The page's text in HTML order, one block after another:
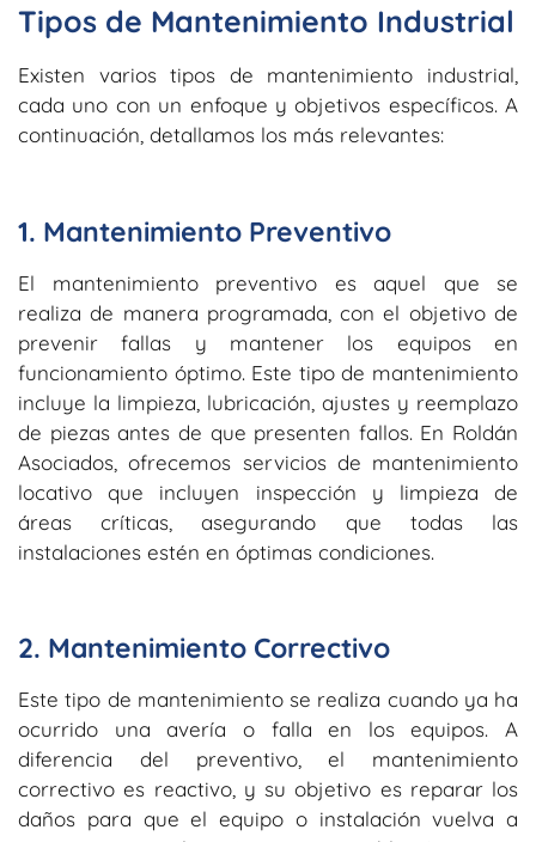
Tipos de Mantenimiento Industrial
Existen varios tipos de mantenimiento industrial,
cada uno con un enfoque y objetivos específicos. A
continuación, detallamos los más relevantes:
1. Mantenimiento Preventivo
El mantenimiento preventivo es aquel que se
realiza de manera programada, con el objetivo de
prevenir fallas y mantener los equipos en
funcionamiento óptimo. Este tipo de mantenimiento
incluye la limpieza, lubricación, ajustes y reemplazo
de piezas antes de que presenten fallos. En Roldán
Asociados, ofrecemos servicios de mantenimiento
locativo que incluyen inspección y limpieza de
áreas críticas, asegurando que todas las
instalaciones estén en óptimas condiciones.
2. Mantenimiento Correctivo
Este tipo de mantenimiento se realiza cuando ya ha
ocurrido una avería o falla en los equipos. A
diferencia del preventivo, el mantenimiento
correctivo es reactivo, y su objetivo es reparar los
daños para que el equipo o instalación vuelva a